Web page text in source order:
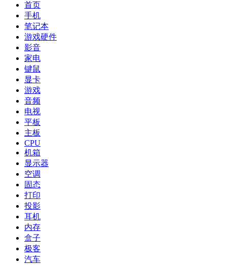
首页
手机
笔记本
游戏硬件
影音
家电
键鼠
显卡
游戏
音频
电视
平板
主板
CPU
机箱
显示器
空调
固态
打印
投影
耳机
内存
盒子
极客
汽车